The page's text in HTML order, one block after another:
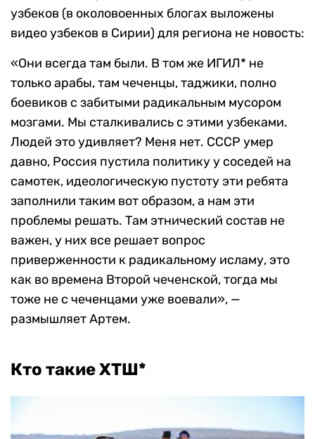
узбеков (в околовоенных блогах выложены
видео узбеков в Сирии) для региона не новость:
«Они всегда там были. В том же ИГИЛ* не
только арабы, там чеченцы, таджики, полно
боевиков с забитыми радикальным мусором
мозгами. Мы сталкивались с этими узбеками.
Людей это удивляет? Меня нет. СССР умер
давно, Россия пустила политику у соседей на
самотек, идеологическую пустоту эти ребята
заполнили таким вот образом, а нам эти
проблемы решать. Там этнический состав не
важен, у них все решает вопрос
приверженности к радикальному исламу, это
как во времена Второй чеченской, тогда мы
тоже не с чеченцами уже воевали», —
размышляет Артем.
Кто такие ХТШ*